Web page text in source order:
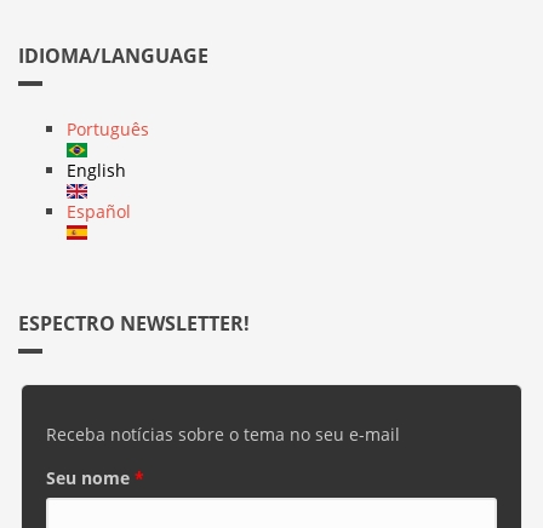
IDIOMA/LANGUAGE
Português
English
Español
ESPECTRO NEWSLETTER!
Receba notícias sobre o tema no seu e-mail
Seu nome *